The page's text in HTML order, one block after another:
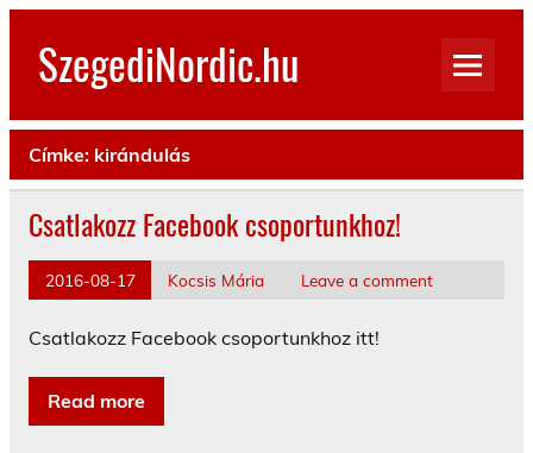
Skip
contentSzegediNordic.hu
Címke: kirándulás
Csatlakozz Facebook csoportunkhoz!
2016-08-17 Kocsis Mária Leave a comment
Csatlakozz Facebook csoportunkhoz itt!
Read more